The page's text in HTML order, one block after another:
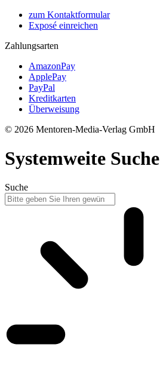
zum Kontaktformular
Exposé einreichen
Zahlungsarten
AmazonPay
ApplePay
PayPal
Kreditkarten
Überweisung
© 2026 Mentoren-Media-Verlag GmbH
Systemweite Suche
Suche